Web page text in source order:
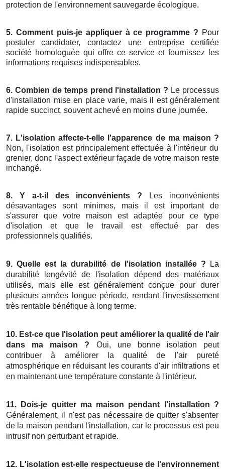
protection de l'environnement sauvegarde écologique.
5. Comment puis-je appliquer à ce programme ? Pour
postuler candidater, contactez une entreprise certifiée
société homologuée qui offre ce service et fournissez les
informations requises indispensables.
6. Combien de temps prend l'installation ? Le processus
d'installation mise en place varie, mais il est généralement
rapide succinct, souvent achevé en moins d'une journée.
7. L'isolation affecte-t-elle l'apparence de ma maison ?
Non, l'isolation est principalement effectuée à l'intérieur du
grenier, donc l'aspect extérieur façade de votre maison reste
inchangé.
8. Y a-t-il des inconvénients ? Les inconvénients
désavantages sont minimes, mais il est important de
s'assurer que votre maison est adaptée pour ce type
d'isolation et que le travail est effectué par des
professionnels qualifiés.
9. Quelle est la durabilité de l'isolation installée ? La
durabilité longévité de l'isolation dépend des matériaux
utilisés, mais elle est généralement conçue pour durer
plusieurs années longue période, rendant l'investissement
très rentable bénéfique à long terme.
10. Est-ce que l'isolation peut améliorer la qualité de l'air
dans ma maison ? Oui, une bonne isolation peut
contribuer à améliorer la qualité de l'air pureté
atmosphérique en réduisant les courants d'air infiltrations et
en maintenant une température constante à l'intérieur.
11. Dois-je quitter ma maison pendant l'installation ?
Généralement, il n'est pas nécessaire de quitter s'absenter
de la maison pendant l'installation, car le processus est peu
intrusif non perturbant et rapide.
12. L'isolation est-elle respectueuse de l'environnement